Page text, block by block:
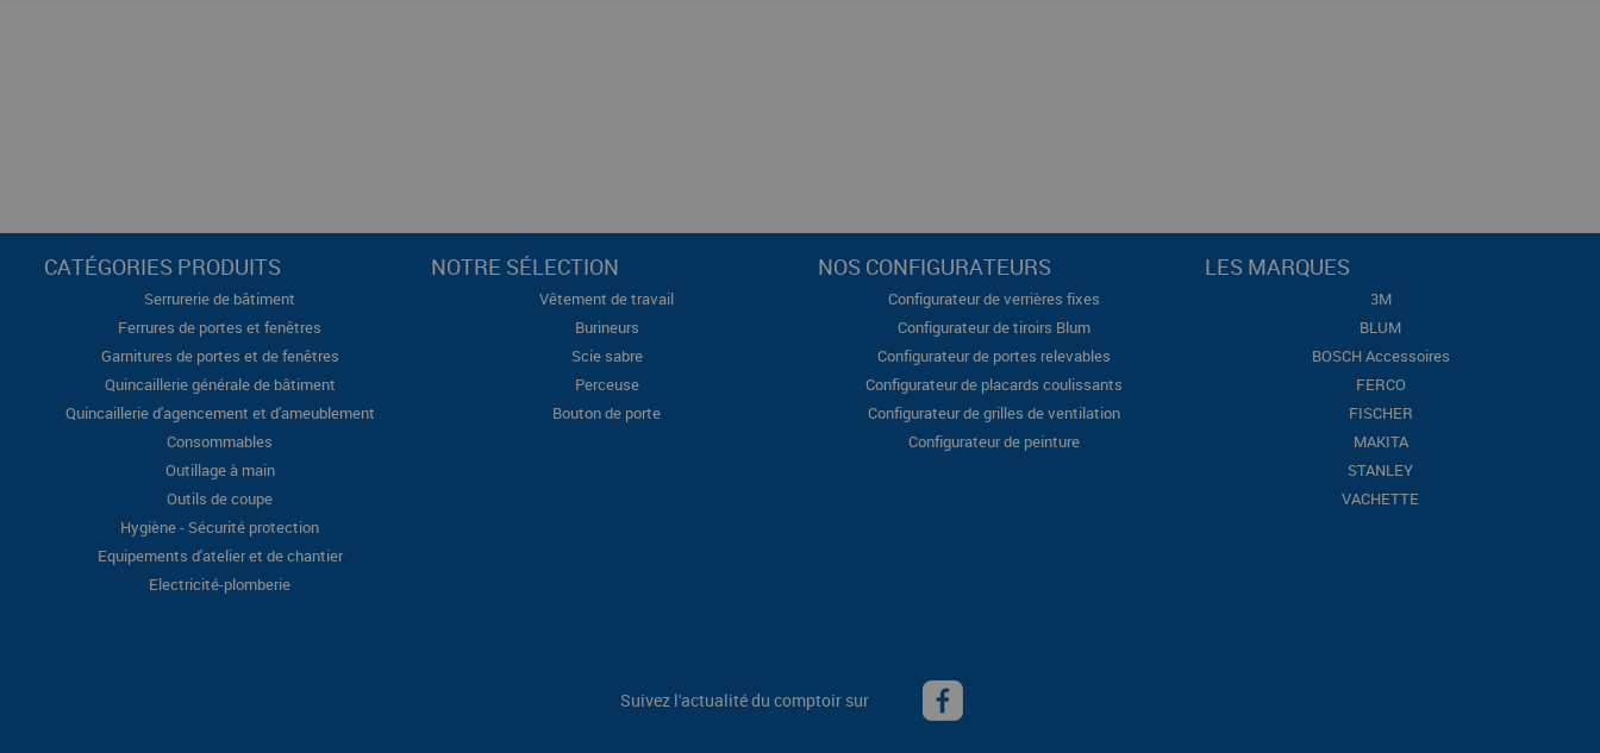
CATÉGORIES PRODUITS
Serrurerie de bâtiment
Ferrures de portes et fenêtres
Garnitures de portes et de fenêtres
Quincaillerie générale de bâtiment
Quincaillerie d'agencement et d'ameublement
Consommables
Outillage à main
Outils de coupe
Hygiène - Sécurité protection
Equipements d'atelier et de chantier
Electricité-plomberie
NOTRE SÉLECTION
Vêtement de travail
Burineurs
Scie sabre
Perceuse
Bouton de porte
NOS CONFIGURATEURS
Configurateur de verrières fixes
Configurateur de tiroirs Blum
Configurateur de portes relevables
Configurateur de placards coulissants
Configurateur de grilles de ventilation
Configurateur de peinture
LES MARQUES
3M
BLUM
BOSCH Accessoires
FERCO
FISCHER
MAKITA
STANLEY
VACHETTE
Suivez l'actualité du comptoir sur